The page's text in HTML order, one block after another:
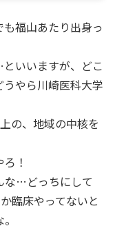
福山あたり出身っ
いいますが、どこ
やら川崎医科大学
の、地域の中核を
！
な…どっちにして
臨床やってないと